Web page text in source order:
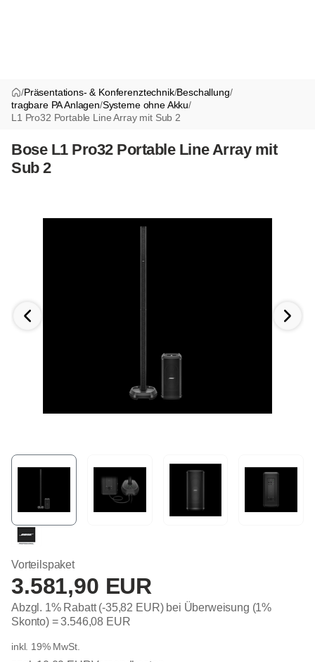
/Präsentations- & Konferenztechnik/Beschallung/
tragbare PA Anlagen/Systeme ohne Akku/
L1 Pro32 Portable Line Array mit Sub 2
Bose L1 Pro32 Portable Line Array mit
Sub 2
Vorteilspaket
3.581,90 EUR
Abzgl. 1% Rabatt (-35,82 EUR) bei Überweisung (1%
Skonto) =3.546,08 EUR
inkl. 19% MwSt.